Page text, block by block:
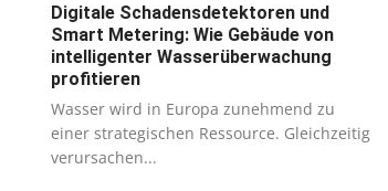
Digitale Schadensdetektoren und
Smart Metering: Wie Gebäude von
intelligenter Wasserüberwachung
profitieren
Wasser wird in Europa zunehmend zu
einer strategischen Ressource. Gleichzeitig
verursachen...